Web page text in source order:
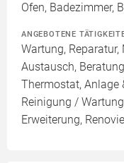
Ofen, Badezimmer,
ANGEBOTENE
Wartung,
Austausch,
Thermostat, Anlage
Reinigung /
Erweiterung,